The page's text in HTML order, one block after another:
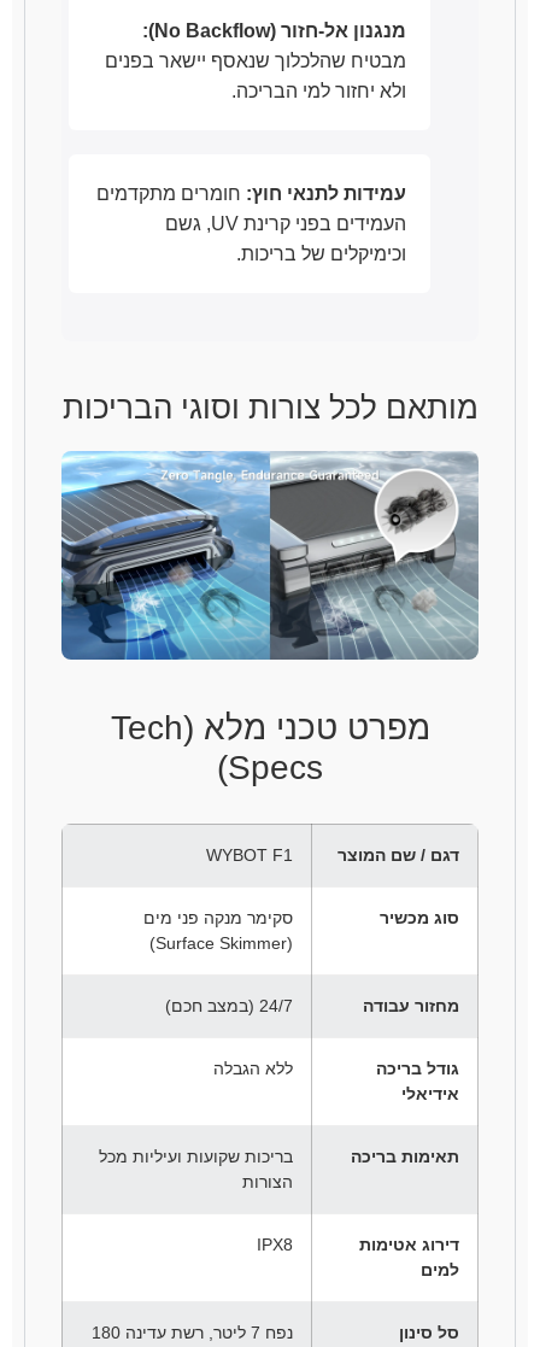
מנגנון אל-חזור (No Backflow):
מבטיח שהלכלוך שנאסף יישאר בפנים
ולא יחזור למי הבריכה.
עמידות לתנאי חוץ: חומרים מתקדמים
העמידים בפני קרינת UV, גשם
וכימיקלים של בריכות.
מותאם לכל צורות וסוגי הבריכות
מפרט טכני מלא (Tech
Specs)
דגם / שם המוצר WYBOT F1
סוג מכשיר
סקימר מנקה פני מים
(Surface Skimmer)
מחזור עבודה 24/7 (במצב חכם)
גודל בריכה
אידיאלי
ללא הגבלה
תאימות בריכה
בריכות שקועות ועיליות מכל
הצורות
דירוג אטימות
למים
IPX8
סל סינון נפח 7 ליטר, רשת עדינה 180